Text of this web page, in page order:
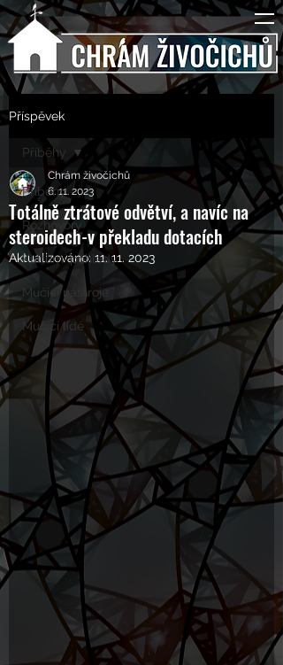
Příspěvek
Příběhy
Rozhovory
Kulturní pohledy
Mučící nástroje
Mučící lidé
Příběhy
Totálně ztrátové odvětví, a navíc na
steroidech-v překladu dotacích
Chrám živočichů
6. 11. 2023
Aktualizováno:11. 11. 2023